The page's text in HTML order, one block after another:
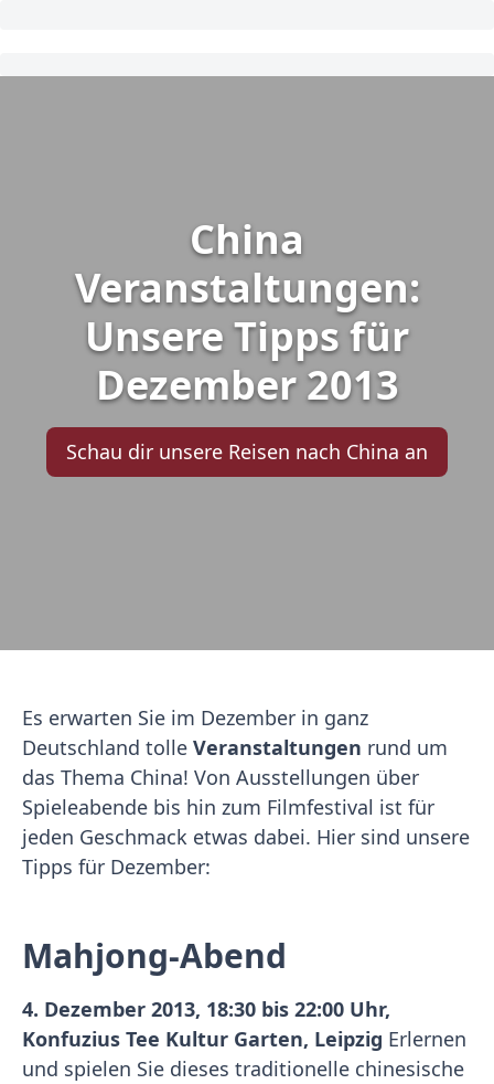
China
Veranstaltungen:
Unsere Tipps für
Dezember 2013
Schau dir unsere Reisen nach China an
Es erwarten Sie im Dezember in ganz
Deutschland tolle Veranstaltungen rund um
das Thema China! Von Ausstellungen über
Spieleabende bis hin zum Filmfestival ist für
jeden Geschmack etwas dabei. Hier sind unsere
Tipps für Dezember:
Mahjong-Abend
4. Dezember 2013, 18:30 bis 22:00 Uhr,
Konfuzius Tee Kultur Garten, Leipzig Erlernen
und spielen Sie dieses traditionelle chinesische